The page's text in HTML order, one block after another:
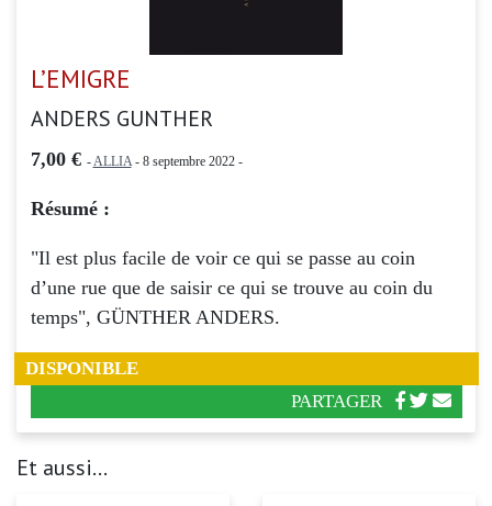
L’EMIGRE
ANDERS GUNTHER
7,00 € -ALLIA- 8 septembre 2022 -
Résumé :
"Il est plus facile de voir ce qui se passe au coin
d’une rue que de saisir ce qui se trouve au coin du
temps", GÜNTHER ANDERS.
DISPONIBLE
PARTAGER
Et aussi...